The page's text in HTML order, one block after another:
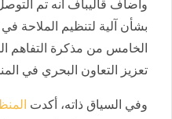
وأضاف قاليباف أنه تم
بشأن آلية لتنظيم الملاحة
الخامس من مذكرة التفاهم
تعزيز التعاون البحري في
وفي السياق ذاته، أكدت